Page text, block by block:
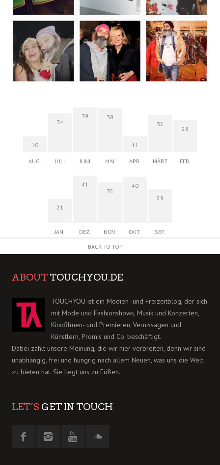
10
AUG.
34
JULI
39
JUNI
38
MAI
11
APR.
32
MÄRZ
28
FEB.
21
JAN.
41
DEZ.
35
NOV.
40
OKT.
29
SEP.
BACK TO TOP
ABOUT TOUCHYOU.DE
TOUCHYOU ist ein Medien- und Freizeitblog, der sich
mit Mode und Fashionshows, Musik und Konzerten,
Kinofilmen- und Premieren, Vernissagen und
Künstlern, Promis und Co. beschäftigt.
Dabei zählt unsere Meinung, die wir hier verbreiten, denn wir sind
unabhängig, frei und hungrig nach allem Neuen, was uns die Welt
zu bieten hat. Sie liegt uns zu Füßen.
LET´S GET IN TOUCH